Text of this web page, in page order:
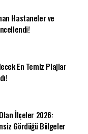
Hastaneler ve
En Temiz Plajlar
İlçeler 2026:
Gördüğü Bölgeler